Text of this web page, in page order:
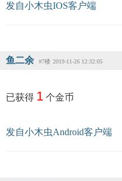
发自小木虫IOS客户端
鱼二余 #7楼 2019-11-26 12:32:05
已获得 1 个金币
发自小木虫Android客户端